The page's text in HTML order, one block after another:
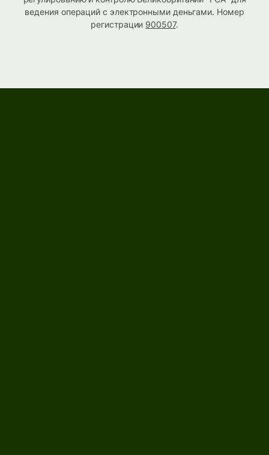
ведения операций с электронными деньгами. Номер
регистрации 900507.